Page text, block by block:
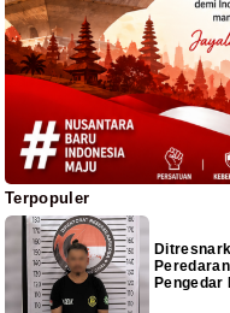
Terpopuler
Pengedar